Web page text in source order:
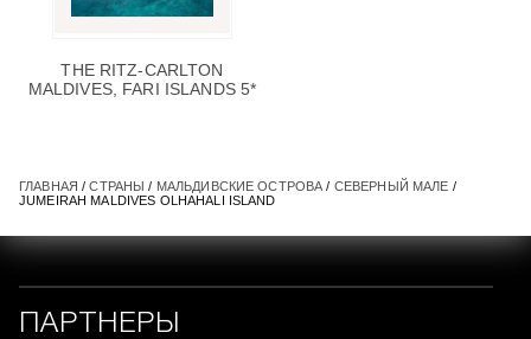
THE RITZ-CARLTON
MALDIVES, FARI ISLANDS 5*
ГЛАВНАЯ /СТРАНЫ / МАЛЬДИВСКИЕ ОСТРОВА / СЕВЕРНЫЙ МАЛЕ /
JUMEIRAH MALDIVES OLHAHALI ISLAND
ПАРТНЕРЫ